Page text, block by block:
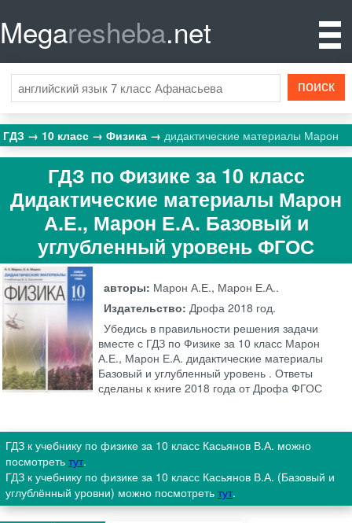
Megaresheba.net
ГДЗ 10 класс Физика дидактические материалы Марон
ГДЗ по Физике за 10 класс
Дидактические материалы Марон
А.Е., Марон Е.А. Базовый и
углубленный уровень ФГОС
авторы: Марон А.Е., Марон Е.А..
Издательство:Дрофа 2018 год.
Убедись в правильности решения задачи
вместе с ГДЗ по Физике за 10 класс Марон
А.Е., Марон Е.А. дидактические материалы
Базовый и углубленный уровень . Ответы
сделаны к книге 2018 года от Дрофа ФГОС
ГДЗ к учебнику по физике за 10 класс Касьянов В.А. можно
посмотреть тут.
ГДЗ к учебнику по физике за 10 класс Касьянов В.А. (Базовый и
углублённый уровни) можно посмотреть тут.